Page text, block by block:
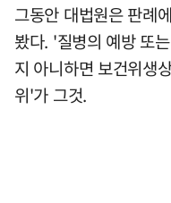
그동안 대법원은 판례
봤다. '질병의 예방 또
지 아니하면 보건위생
위'가 그것.